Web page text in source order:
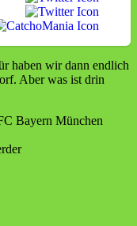
haben wir dann endlich
Aber was ist drin
Bayern München